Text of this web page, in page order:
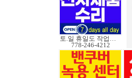
토.일 휴일도 작업가능
778-246-4212